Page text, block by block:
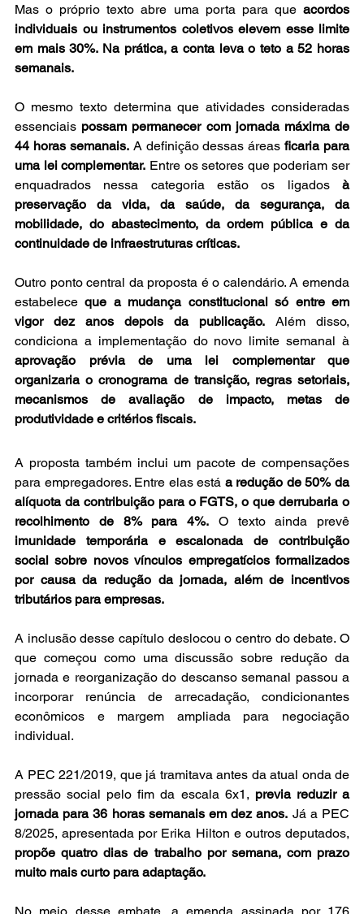
Mas o próprio texto abre uma porta para que acordos
individuais ou instrumentos coletivos elevem esse limite
em mais 30%. Na prática, a conta leva o teto a 52 horas
semanais.
O mesmo texto determina que atividades consideradas
essenciais possam permanecer com jornada máxima de
44 horas semanais. A definição dessas áreas ficaria para
uma lei complementar. Entre os setores que poderiam ser
enquadrados nessa categoria estão os ligados à
preservação da vida, da saúde, da segurança, da
mobilidade, do abastecimento, da ordem pública e da
continuidade de infraestruturas críticas.
Outro ponto central da proposta é o calendário. A emenda
estabelece que a mudança constitucional só entre em
vigor dez anos depois da publicação. Além disso,
aprovação prévia de uma lei complementar que
organizaria o cronograma de transição, regras setoriais,
mecanismos de avaliação de impacto, metas de
produtividade e critérios fiscais.
A proposta também inclui um pacote de compensações
para empregadores. Entre elas está a redução de 50% da
alíquota da contribuição para o FGTS, o que derrubaria o
recolhimento de 8% para 4%.
imunidade temporária e escalonada de contribuição
social sobre novos vínculos empregatícios formalizados
por causa da redução da jornada, além de incentivos
tributários para empresas.
A inclusão desse capítulo deslocou o centro do debate. O
que começou como uma discussão sobre redução da
jornada e reorganização do descanso semanal passou a
incorporar renúncia de arrecadação, condicionantes
econômicos e margem ampliada para negociação
individual.
A PEC 221/2019, que já tramitava antes da atual onda de
pressão social pelo fim da escala 6x1, previa reduzir a
jornada para 36 horas semanais em dez anos. Já a PEC
propõe quatro dias de trabalho por semana, com prazo
muito mais curto para adaptação.
No meio desse embate, a emenda assinada por 176